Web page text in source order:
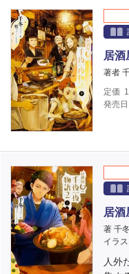
居
著者
定価
発売
居酒
著 千
イラ
人外